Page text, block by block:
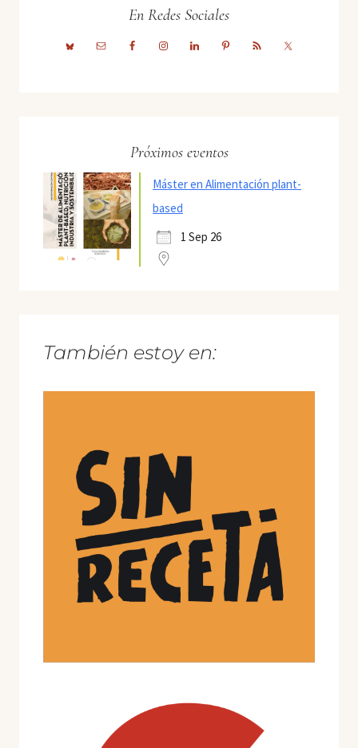
En Redes Sociales
Próximos eventos
Máster en Alimentación plant-
based
1 Sep 26
También estoy en: